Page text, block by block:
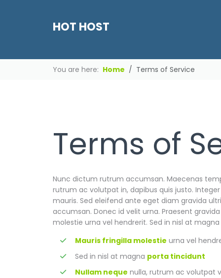
HOT HOST
You are here: Home Terms of Service
Terms of
Nunc dictum rutrum accumsan. Maecenas
rutrum ac volutpat in, dapibus quis justo.
mauris. Sed eleifend ante eget diam gravida
accumsan. Donec id velit urna. Praesent
molestie urna vel hendrerit. Sed in nisl at
Mauris fringilla molestie urna vel
Sed in nisl at magna porta tincidunt
Nullam neque nulla, rutrum ac volutpat